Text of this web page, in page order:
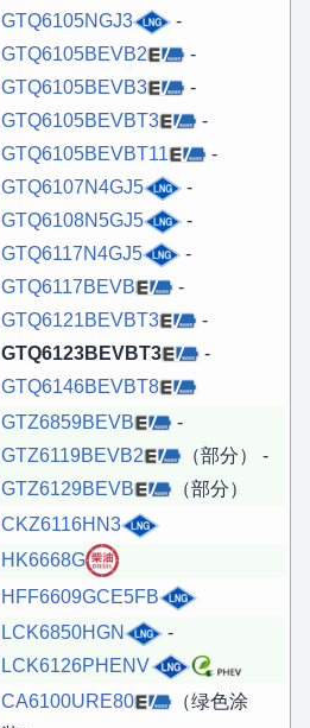
GTQ6105NGJ3
-
GTQ6105BEVB2
-
GTQ6105BEVB3
-
GTQ6105BEVBT3
-
GTQ6105BEVBT11
-
GTQ6107N4GJ5
-
GTQ6108N5GJ5
-
GTQ6117N4GJ5
-
GTQ6117BEVB
-
GTQ6121BEVBT3
-
GTQ6123BEVBT3
-
GTQ6146BEVBT8
GTZ6859BEVB
-
GTZ6119BEVB2
（部分） -
GTZ6129BEVB
（部分）
CKZ6116HN3
HK6668G
HFF6609GCE5FB
LCK6850HGN
-
LCK6126PHENV
CA6100URE80
（绿色涂